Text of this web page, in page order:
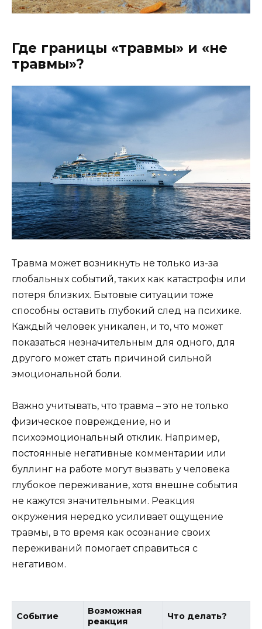
Где границы «травмы» и «не
травмы»?
Травма может возникнуть не только из-за
глобальных событий, таких как катастрофы или
потеря близких. Бытовые ситуации тоже
способны оставить глубокий след на психике.
Каждый человек уникален, и то, что может
показаться незначительным для одного, для
другого может стать причиной сильной
эмоциональной боли.
Важно учитывать, что травма – это не только
физическое повреждение, но и
психоэмоциональный отклик. Например,
постоянные негативные комментарии или
буллинг на работе могут вызвать у человека
глубокое переживание, хотя внешне события
не кажутся значительными. Реакция
окружения нередко усиливает ощущение
травмы, в то время как осознание своих
переживаний помогает справиться с
негативом.
Событие
Возможная
реакция
Что делать?